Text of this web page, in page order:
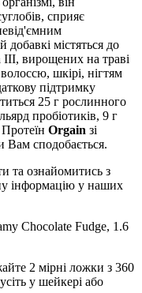
сприяє
містяться до
III, вирощених на траві
шкірі, нігтям
підтримку
25 г рослинного
пробіотиків, 9 г
Orgain зі
Вам сподобається.
та ознайомитись з
інформацію у наших
Chocolate Fudge, 1.6
2 мірні ложки з 360
у шейкері або